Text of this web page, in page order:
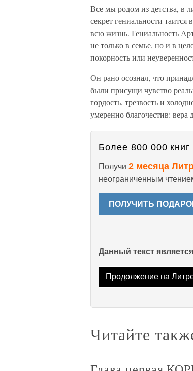
Все мы родом из детства, в
секрет гениальности
всю жизнь. Гениальность
не только в семье, но и в
покорность или
Он рано осознал, что
были присущи чувство
гордость, трезвость и
умеренно благочестив: вера
Более 800 000 книг
Получи 2 месяца
неограниченным
ПОЛУЧИТЬ
Данный текст
Продолжение на
Читайте